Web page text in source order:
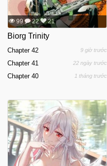
99 22 21
Biorg Trinity
Chapter 42 9 giờ trước
Chapter 41 22 ngày trước
Chapter 40 1 tháng trước